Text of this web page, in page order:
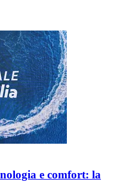
e comfort: la